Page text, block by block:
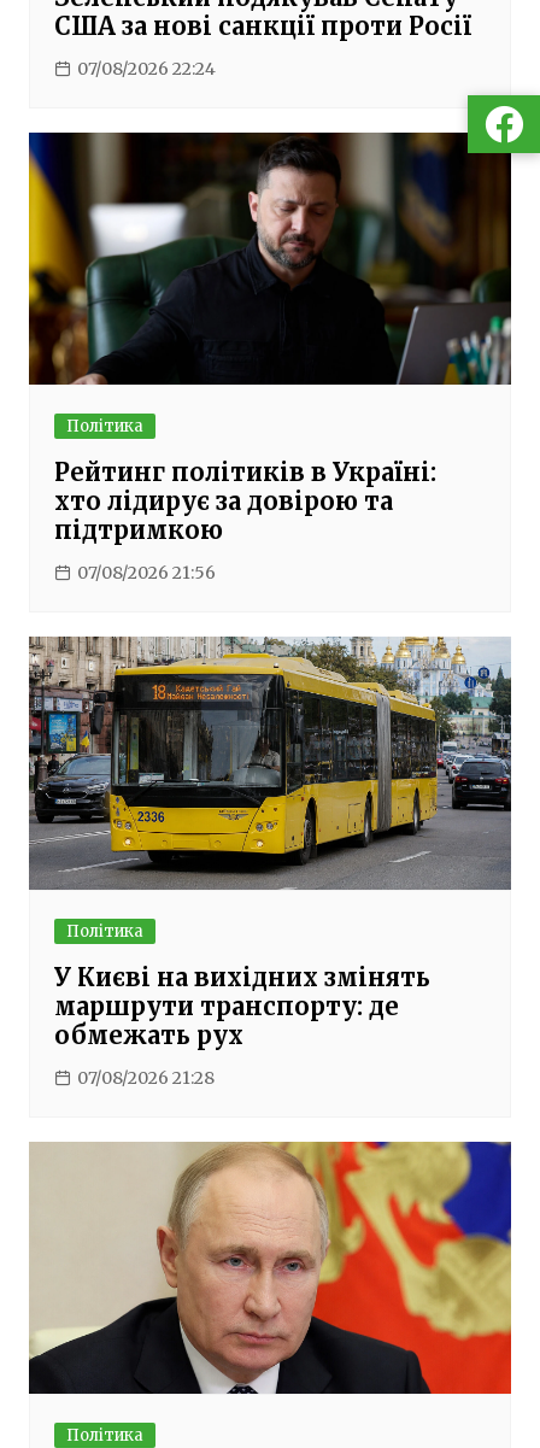
США за нові санкції проти Росії
07/08/2026 22:24
Політика
Рейтинг політиків в Україні:
хто лідирує за довірою та
підтримкою
07/08/2026 21:56
Політика
У Києві на вихідних змінять
маршрути транспорту: де
обмежать рух
07/08/2026 21:28
Політика